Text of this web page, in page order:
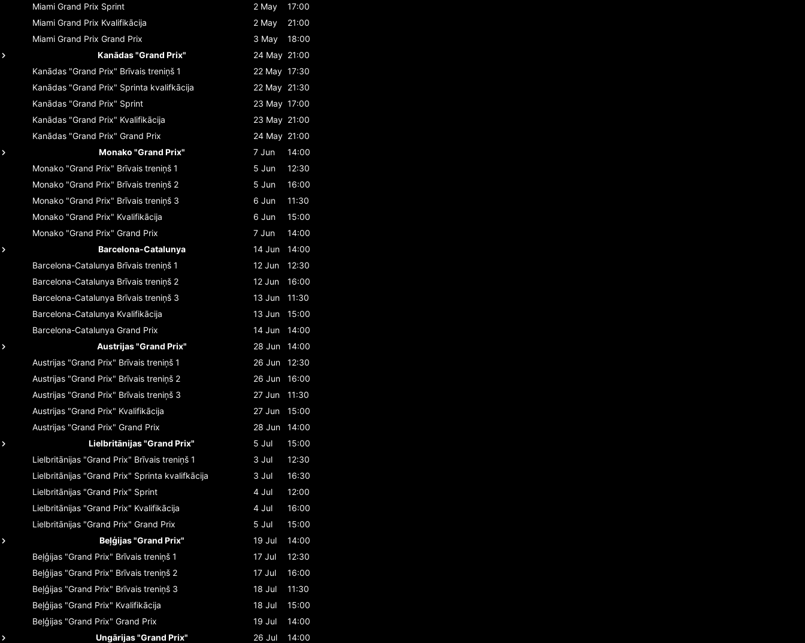
Miami Grand Prix Sprint 2 May
17:00
Miami Grand Prix Kvalifikācija 2 May
21:00
Miami Grand Prix Grand Prix 3 May
18:00
Kanādas "Grand Prix"
24 May 21:00
Kanādas "Grand Prix" Brīvais treniņš 1 22 May 17:30
Kanādas "Grand Prix" Sprinta kvalifkācija 22 May 21:30
Kanādas "Grand Prix" Sprint 23 May 17:00
Kanādas "Grand Prix" Kvalifikācija 23 May 21:00
Kanādas "Grand Prix" Grand Prix 24 May 21:00
Monako "Grand Prix"
7 Jun
14:00
Monako "Grand Prix" Brīvais treniņš 1 5 Jun
12:30
Monako "Grand Prix" Brīvais treniņš 2 5 Jun
16:00
Monako "Grand Prix" Brīvais treniņš 3 6 Jun
11:30
Monako "Grand Prix" Kvalifikācija 6 Jun
15:00
Monako "Grand Prix" Grand Prix 7 Jun
14:00
Barcelona-Catalunya
14 Jun
14:00
Barcelona-Catalunya Brīvais treniņš 1 12 Jun
12:30
Barcelona-Catalunya Brīvais treniņš 2 12 Jun
16:00
Barcelona-Catalunya Brīvais treniņš 3 13 Jun
11:30
Barcelona-Catalunya Kvalifikācija 13 Jun
15:00
Barcelona-Catalunya Grand Prix 14 Jun
14:00
Austrijas "Grand Prix"
28 Jun
14:00
Austrijas "Grand Prix" Brīvais treniņš 1 26 Jun
12:30
Austrijas "Grand Prix" Brīvais treniņš 2 26 Jun
16:00
Austrijas "Grand Prix" Brīvais treniņš 3 27 Jun
11:30
Austrijas "Grand Prix" Kvalifikācija 27 Jun
15:00
Austrijas "Grand Prix" Grand Prix 28 Jun
14:00
Lielbritānijas "Grand Prix"
5 Jul
15:00
Lielbritānijas "Grand Prix" Brīvais treniņš 1 3 Jul
12:30
Lielbritānijas "Grand Prix" Sprinta kvalifkācija 3 Jul
16:30
Lielbritānijas "Grand Prix" Sprint 4 Jul
12:00
Lielbritānijas "Grand Prix" Kvalifikācija 4 Jul
16:00
Lielbritānijas "Grand Prix" Grand Prix 5 Jul
15:00
Beļģijas "Grand Prix"
19 Jul
14:00
Beļģijas "Grand Prix" Brīvais treniņš 1 17 Jul
12:30
Beļģijas "Grand Prix" Brīvais treniņš 2 17 Jul
16:00
Beļģijas "Grand Prix" Brīvais treniņš 3 18 Jul
11:30
Beļģijas "Grand Prix" Kvalifikācija 18 Jul
15:00
Beļģijas "Grand Prix" Grand Prix 19 Jul
14:00
Ungārijas "Grand Prix"
26 Jul
14:00